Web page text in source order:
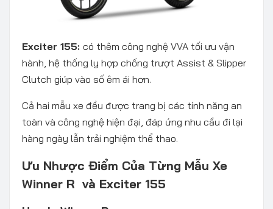
Exciter 155: có thêm công nghệ VVA tối ưu vận
hành, hệ thống ly hợp chống trượt Assist & Slipper
Clutch giúp vào số êm ái hơn.
Cả hai mẫu xe đều được trang bị các tính năng an
toàn và công nghệ hiện đại, đáp ứng nhu cầu đi lại
hàng ngày lẫn trải nghiệm thể thao.
Ưu Nhược Điểm Của Từng Mẫu Xe
Winner R và Exciter 155